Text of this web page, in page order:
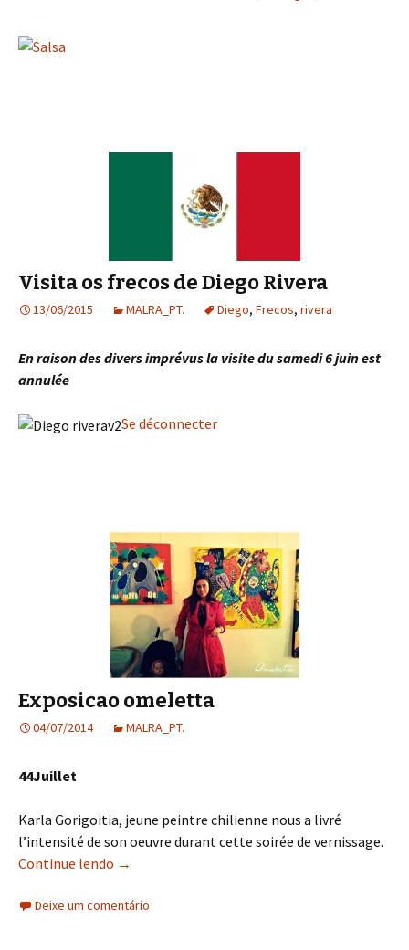
Visita os frecos de Diego Rivera
13/06/2015 MALRA_PT. Diego, Frecos, rivera
En raison des divers imprévus la visite du samedi 6 juin est
annulée
Se déconnecter
Exposicao omeletta
04/07/2014 MALRA_PT.
44Juillet
Karla Gorigoitia, jeune peintre chilienne nous a livré
l’intensité de son oeuvre durant cette soirée de vernissage.
Continue lendo Exposicao omeletta
→
Deixe um comentário